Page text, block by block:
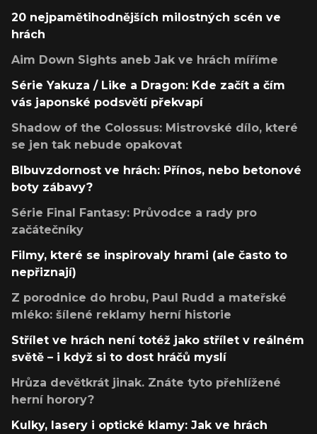
20 nejpamětihodnějších milostných scén ve
hrách
Aim Down Sights aneb Jak ve hrách míříme
Série Yakuza / Like a Dragon: Kde začít a čím
vás japonské podsvětí překvapí
Shadow of the Colossus: Mistrovské dílo, které
se jen tak nebude opakovat
Blbuvzdornost ve hrách: Přínos, nebo betonové
boty zábavy?
Série Final Fantasy: Průvodce a rady pro
začátečníky
Filmy, které se inspirovaly hrami (ale často to
nepřiznají)
Z porodnice do hrobu, Paul Rudd a mateřské
mléko: šílené reklamy herní historie
Střílet ve hrách není totéž jako střílet v reálném
světě – i když si to dost hráčů myslí
Hrůza devětkrát jinak. Znáte tyto přehlížené
herní horory?
Kulky, lasery i optické klamy: Jak ve hrách